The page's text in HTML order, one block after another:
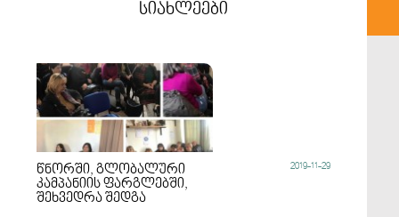
სიახლეები
წნორში, გლობალური
კამპანიის ფარგლებში,
შეხვედრა შედგა
2019-11-29